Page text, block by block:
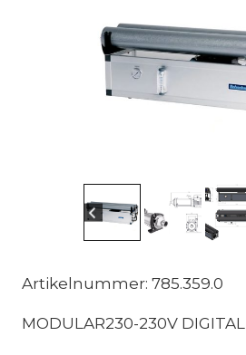
Artikelnummer: 785.359.0
MODULAR230-230V DIGITAL